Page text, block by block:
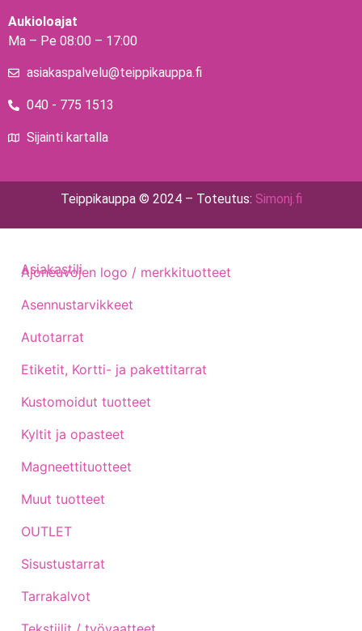
Aukioloajat
Ma – Pe 08:00 – 17:00
asiakaspalvelu@teippikauppa.fi
040 - 775 1513
Sijainti kartalla
Teippikauppa © 2024 – Toteutus: Simonj.fi
Ajoneuvojen logo / merkkituotteet
Asennustarvikkeet
Autotarrat
Etiketit, Kortti- ja pakettitarrat
Kustomoidut tuotteet
Kyltit ja opasteet
Magneettituotteet
Muut tuotteet
OUTLET
Sisustustarrat
Tarrakalvot
Asiakastili